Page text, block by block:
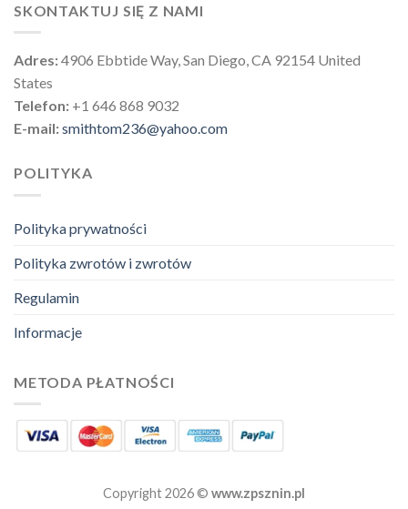
SKONTAKTUJ SIĘ Z NAMI
Adres:4906 Ebbtide Way, San Diego, CA 92154 United
States
Telefon: +1 646 868 9032
E-mail:smithtom236@yahoo.com
POLITYKA
Polityka prywatności
Polityka zwrotów i zwrotów
Regulamin
Informacje
METODA PŁATNOŚCI
Copyright 2026 © www.zpsznin.pl